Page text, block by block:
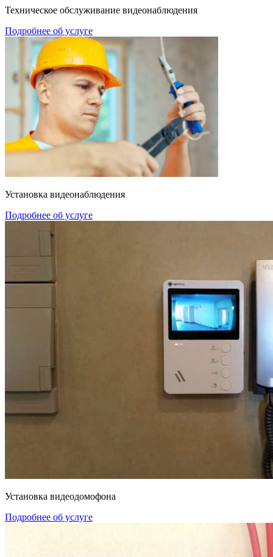
Техническое обслуживание видеонаблюдения
Подробнее об услуге
Установка видеонаблюдения
Подробнее об услуге
Установка видеодомофона
Подробнее об услуге